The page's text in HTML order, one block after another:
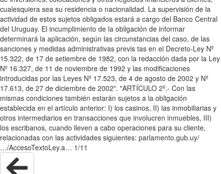
cualesquiera sea su residencia o nacionalidad. La supervisión de la
actividad de estos sujetos obligados estará a cargo del Banco Central
del Uruguay. El incumplimiento de la obligación de informar
determinará la aplicación, según las circunstancias del caso, de las
sanciones y medidas administrativas previs tas en el Decreto-Ley Nº
15.322, de 17 de setiembre de 1982, con la redacción dada por la Ley
Nº 16.327, de 11 de noviembre de 1992 y las modificaciones
introducidas por las Leyes Nº 17.523, de 4 de agosto de 2002 y Nº
17.613, de 27 de diciembre de 2002". "ARTÍCULO 2º.- Con las
mismas condiciones también estarán sujetos a la obligación
establecida en el artículo anterior: I) los casinos, II) las inmobiliarias y
otros intermediarios en transacciones que involucren inmuebles, III)
los escribanos, cuando lleven a cabo operaciones para su cliente,
relacionadas con las actividades siguientes: parlamento.gub.uy/
…/AccesoTextoLey.a… 1/11